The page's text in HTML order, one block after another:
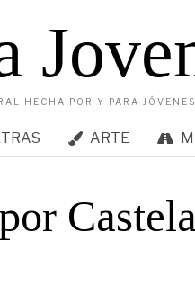
HECHA POR Y PARA JÓVENES
ARTE